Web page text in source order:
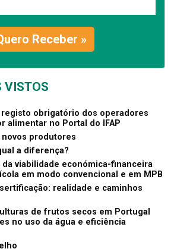
Receber »
VISTOS
obrigatório dos operadores
alimentar no Portal do IFAP
novos produtores
a diferença?
da viabilidade económica-financeira
em modo convencional e em MPB
realidade e caminhos
de frutos secos em Portugal
no uso da água e eficiência